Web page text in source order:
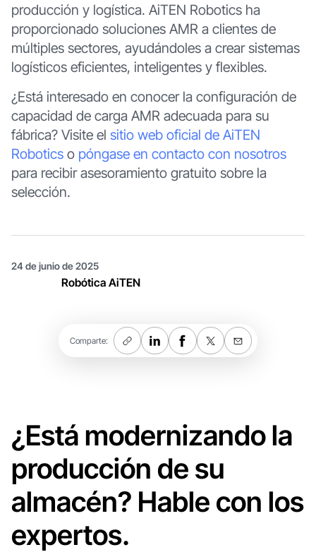
producción y logística. AiTEN Robotics ha
proporcionado soluciones AMR a clientes de
múltiples sectores, ayudándoles a crear sistemas
logísticos eficientes, inteligentes y flexibles.
¿Está interesado en conocer la configuración de
capacidad de carga AMR adecuada para su
fábrica? Visite el sitio web oficial de AiTEN
Roboticso póngase en contacto con nosotros
para recibir asesoramiento gratuito sobre la
selección.
24 de junio de 2025
Robótica AiTEN
Comparte:
¿Está modernizando la
producción de su
almacén? Hable con los
expertos.